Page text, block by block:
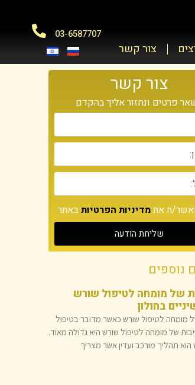
צור קשר
03-6587707
צור קשר
פרטים ונחזור אליך בהקדם
ת אתמדיניות הפרטיותבאתר
שליחת הודעה
נוספים
של מומחה לטיפול שורש
בחולון
מומחה לטיפול שורש כאשר מדובר בטיפול
של מומחה לטיפול שורש היא גדולה מאוד.
הוא תהליך מורכב ועדין אשר מצריך